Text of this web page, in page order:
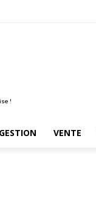
!
GESTION VENTE